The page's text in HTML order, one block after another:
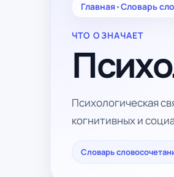
Главная•Словарь
ЧТО ОЗНАЧАЕТ
Психологическая
когнитивных и
Словарь